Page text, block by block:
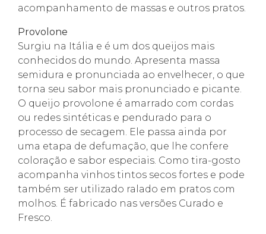
acompanhamento de massas e outros pratos.
Provolone
Surgiu na Itália e é um dos queijos mais
conhecidos do mundo. Apresenta massa
semidura e pronunciada ao envelhecer, o que
torna seu sabor mais pronunciado e picante.
O queijo provolone é amarrado com cordas
ou redes sintéticas e pendurado para o
processo de secagem. Ele passa ainda por
uma etapa de defumação, que lhe confere
coloração e sabor especiais. Como tira-gosto
acompanha vinhos tintos secos fortes e pode
também ser utilizado ralado em pratos com
molhos. É fabricado nas versões Curado e
Fresco.